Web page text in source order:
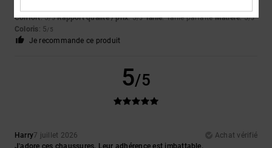
Confort: 5/5 Rapport qualité / prix: 5/5 Taille: Taille parfaiteMatière: 5/5
Coloris: 5/5
Je recommande ce produit
5/5
Harry7 juillet 2026
Achat vérifié
J'adore ces chaussures. Leur adhérence est imbattable.